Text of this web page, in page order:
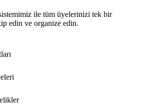
ile tüm üyelerinizi tek bir
edin ve organize edin.